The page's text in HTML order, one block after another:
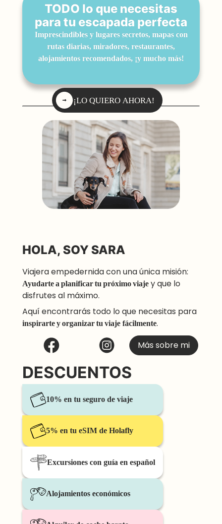
TODO lo que necesitas
para tu escapada perfecta
Imprescindibles y lugares secretos, mapas con
rutas diarias, miradores, restaurantes,
alojamientos recomendados, ¡y mucho más!
¡LO QUIERO AHORA!
HOLA, SOY SARA
Viajera empedernida con una única misión:
Ayudarte a planificar tu próximo viajey que lo
disfrutes al máximo.
Aquí encontrarás todo lo que necesitas para
inspirarte y organizar tu viajefácilmente.
Más sobre mi
DESCUENTOS
10% en tu seguro de viaje
5% en tu eSIM de Holafly
Excursiones con guía en español
Alojamientos económicos